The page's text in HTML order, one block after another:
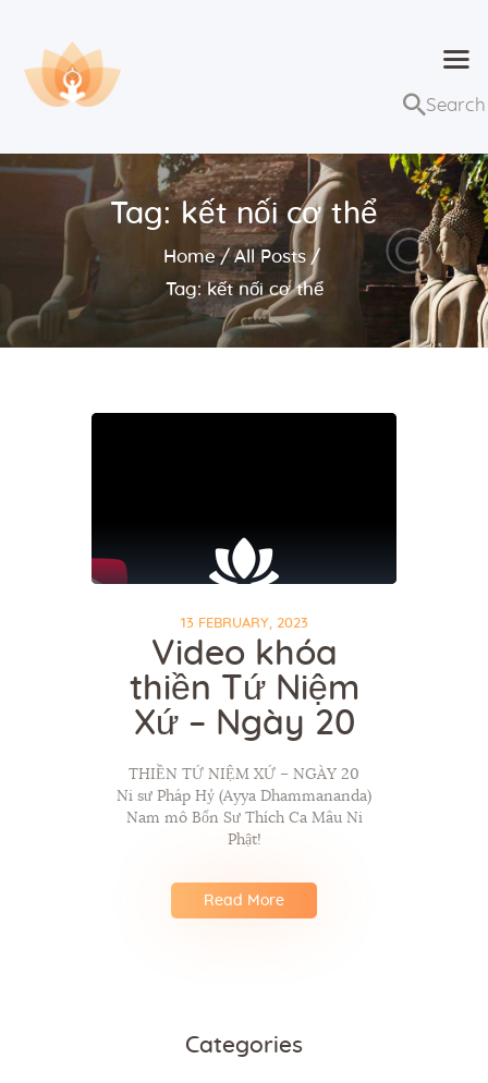
Tag: kết nối cơ thể
Home
All Posts
Tag: kết nối cơ thể
Trang chủ
Bài giảng
Lớp học và sự kiện
Về Dhammaduta
13 FEBRUARY, 2023
Video khóa
thiền Tứ Niệm
Xứ – Ngày 20
THIỀN TỨ NIỆM XỨ – NGÀY 20
Ni sư Pháp Hỷ (Ayya Dhammananda)
Nam mô Bổn Sư Thích Ca Mâu Ni
Phật!
Read More
Categories